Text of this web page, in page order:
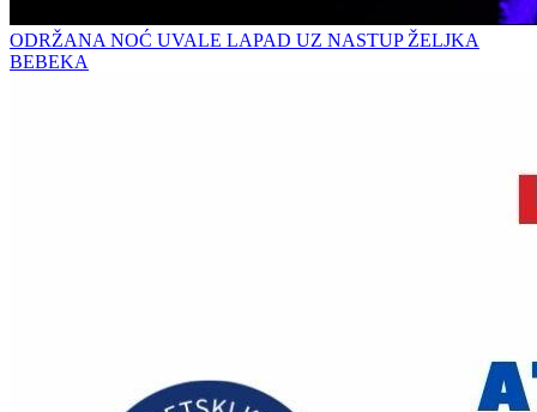
ODRŽANA NOĆ UVALE LAPAD UZ NASTUP ŽELJKA
BEBEKA